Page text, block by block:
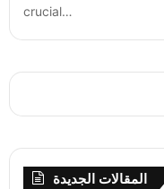
crucial…
المقالات الجديدة